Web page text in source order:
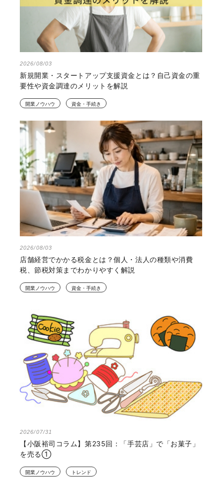
2026/08/03
新規開業・スタートアップ支援資金とは？自己資金の重
要性や資金調達のメリットを解説
開業ノウハウ 資金・手続き
2026/08/03
店舗経営でかかる税金とは？個人・法人の種類や消費
税、節税対策までわかりやすく解説
開業ノウハウ 資金・手続き
2026/07/31
【小阪裕司コラム】第235回：「手芸店」で「お菓子」
を売る①
開業ノウハウ トレンド